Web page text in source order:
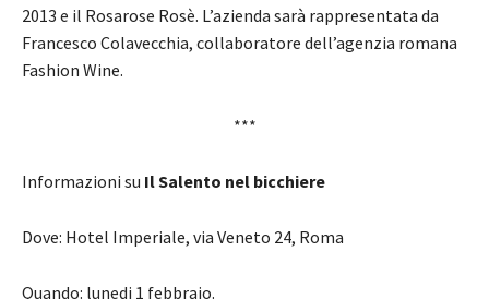
2013 e il Rosarose Rosè. L’azienda sarà rappresentata da
Francesco Colavecchia, collaboratore dell’agenzia romana
Fashion Wine.
***
Informazioni su Il Salento nel bicchiere
Dove: Hotel Imperiale, via Veneto 24, Roma
Quando: lunedi 1 febbraio.